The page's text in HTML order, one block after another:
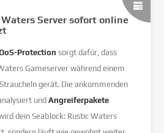
Server sofort online
Protection sorgt dafür, dass
Gameserver während einem
gerät. Die ankommenden
undAngreiferpakete
dein Seablock: Rustic Waters